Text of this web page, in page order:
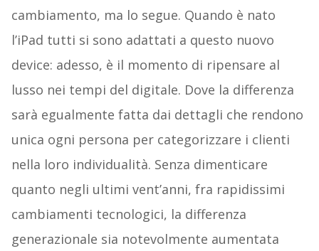
cambiamento, ma lo segue. Quando è nato
l’iPad tutti si sono adattati a questo nuovo
device: adesso, è il momento di ripensare al
lusso nei tempi del digitale. Dove la differenza
sarà egualmente fatta dai dettagli che rendono
unica ogni persona per categorizzare i clienti
nella loro individualità. Senza dimenticare
quanto negli ultimi vent’anni, fra rapidissimi
cambiamenti tecnologici, la differenza
generazionale sia notevolmente aumentata